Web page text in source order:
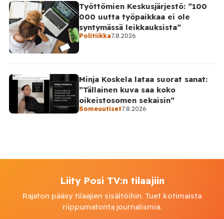
Työttömien Keskusjärjestö: ”100
000 uutta työpaikkaa ei ole
syntymässä leikkauksista”
Politiikka7.8.2026
Minja Koskela lataa suorat sanat:
”Tällainen kuva saa koko
oikeistosomen sekaisin”
Someuutiset7.8.2026
Liity Posi TV:n tilaajiin
Rajaton pääsy tilaajien sisältöihin. Tuet kotimaista
riippumatonta journalismia.